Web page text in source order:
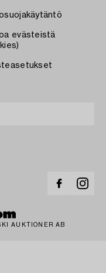
evästeistä
AUKTIONER AB